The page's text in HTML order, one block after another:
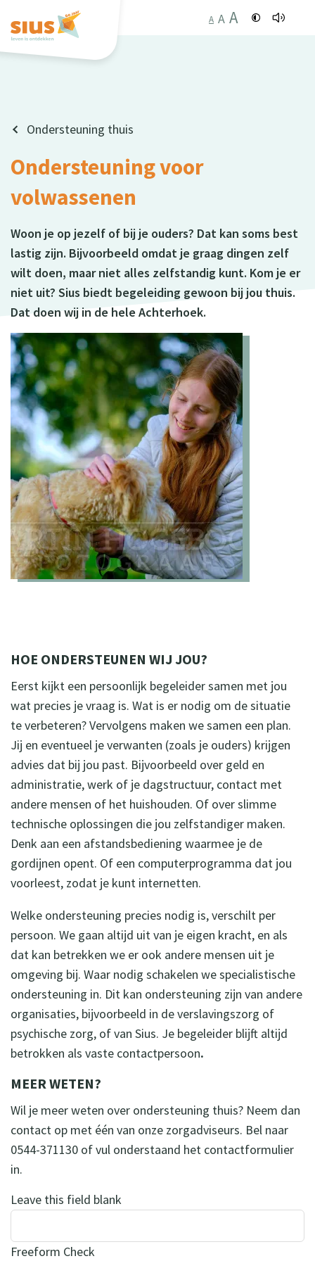
A A A
Ondersteuning thuis
Ondersteuning voor
volwassenen
Woon je op jezelf of bij je ouders? Dat kan soms best
lastig zijn. Bijvoorbeeld omdat je graag dingen zelf
wilt doen, maar niet alles zelfstandig kunt. Kom je er
niet uit? Sius biedt begeleiding gewoon bij jou thuis.
Dat doen wij in de hele Achterhoek.
HOE ONDERSTEUNEN WIJ JOU?
Eerst kijkt een persoonlijk begeleider samen met jou
wat precies je vraag is. Wat is er nodig om de situatie
te verbeteren? Vervolgens maken we samen een plan.
Jij en eventueel je verwanten (zoals je ouders) krijgen
advies dat bij jou past. Bijvoorbeeld over geld en
administratie, werk of je dagstructuur, contact met
andere mensen of het huishouden. Of over slimme
technische oplossingen die jou zelfstandiger maken.
Denk aan een afstandsbediening waarmee je de
gordijnen opent. Of een computerprogramma dat jou
voorleest, zodat je kunt internetten.
Welke ondersteuning precies nodig is, verschilt per
persoon. We gaan altijd uit van je eigen kracht, en als
dat kan betrekken we er ook andere mensen uit je
omgeving bij. Waar nodig schakelen we specialistische
ondersteuning in. Dit kan ondersteuning zijn van andere
organisaties, bijvoorbeeld in de verslavingszorg of
psychische zorg, of van Sius. Je begeleider blijft altijd
betrokken als vaste contactpersoon.
MEER WETEN?
Wil je meer weten over ondersteuning thuis? Neem dan
contact op met één van onze zorgadviseurs. Bel naar
0544-371130 of vul onderstaand het contactformulier
in.
Leave this field blank
Freeform Check